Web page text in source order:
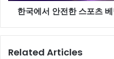
한국에서 안전한 스포츠
Related Articles